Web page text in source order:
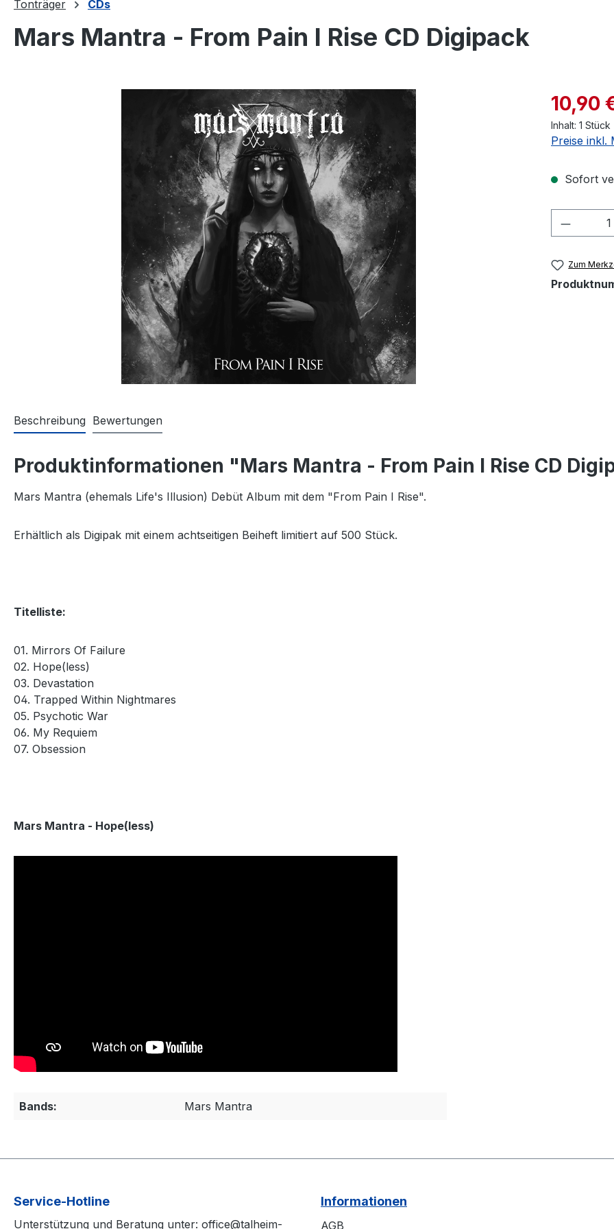
Tonträger CDs
Mars Mantra - From Pain I Rise CD Digipack
10,90
Inhalt: 1 Stück
Preise inkl.
Sofort
Zum
Beschreibung Bewertungen
Produktinformationen "Mars Mantra - From Pain I Rise CD
Mars Mantra (ehemals Life's Illusion) Debüt Album mit dem "From Pain I Rise".
Erhältlich als Digipak mit einem achtseitigen Beiheft limitiert auf 500 Stück.
Titelliste:
01. Mirrors Of Failure
02. Hope(less)
03. Devastation
04. Trapped Within Nightmares
05. Psychotic War
06. My Requiem
07. Obsession
Mars Mantra - Hope(less)
Bands: Mars Mantra
Service-Hotline
Unterstützung und Beratung unter: office@talheim-
Informationen
AGB